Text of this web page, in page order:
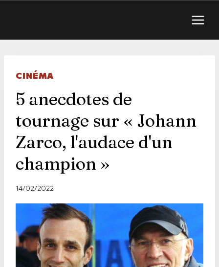
CINÉMA
5 anecdotes de
tournage sur « Johann
Zarco, l'audace d'un
champion »
14/02/2022